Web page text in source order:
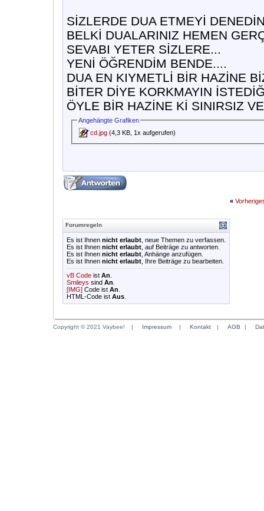
SİZLERDE DUA ETMEYİ
BELKİ DUALARINIZ HEMEN
SEVABI YETER SİZLERE...
YENİ ÖĞRENDİM BENDE....
DUA EN KIYMETLİ BİR HAZİNE
BİTER DİYE KORKMAYIN
ÖYLE BİR HAZİNE Kİ SINIRSIZ
Angehängte Grafiken
cd.jpg (4,3 KB, 1x aufgerufen)
«
Forumregeln
Es ist Ihnen nicht erlaubt , neue Themen zu verfassen.
Es ist Ihnen nicht erlaubt , auf Beiträge zu antworten.
Es ist Ihnen nicht erlaubt , Anhänge anzufügen.
Es ist Ihnen nicht erlaubt , Ihre Beiträge zu bearbeiten.
vB Code ist An
Smileys sind An
[IMG] Code ist An
HTML-Code ist Aus
Copyright © 2021 Vaybee! | Impressum | Kontakt | AGB |